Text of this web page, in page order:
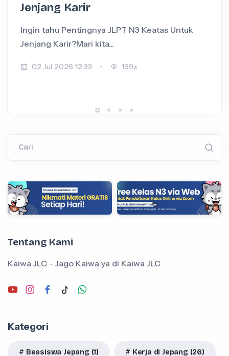
Jenjang Karir
Ingin tahu Pentingnya JLPT N3 Keatas Untuk
Jenjang Karir?Mari kita...
02 Jul 2026 12:33 199x
Cari
Tentang Kami
Kaiwa JLC - Jago Kaiwa ya di Kaiwa JLC
Kategori
Beasiswa Jepang (1) Kerja di Jepang (26)